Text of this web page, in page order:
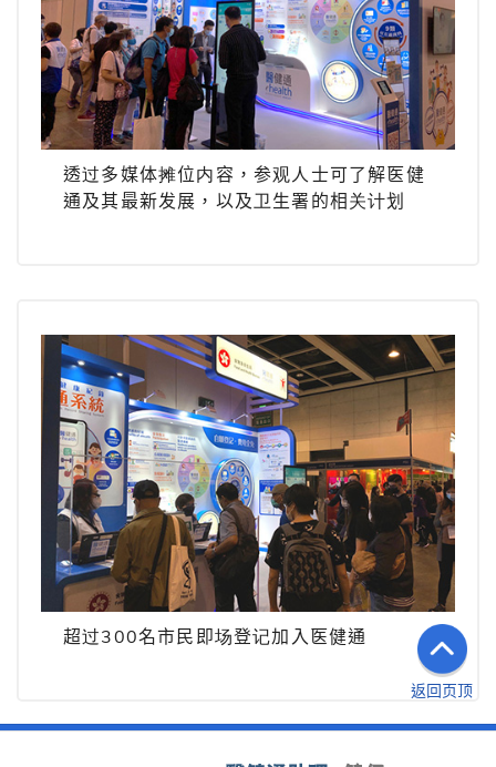
透过多媒体摊位内容，参观人士可了解医健
通及其最新发展，以及卫生署的相关计划
超过300名市民即场登记加入医健通
返回页顶